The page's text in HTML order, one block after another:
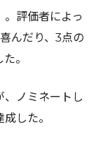
。評価者によっ
んだり、3点の
。
ノミネートし
した。